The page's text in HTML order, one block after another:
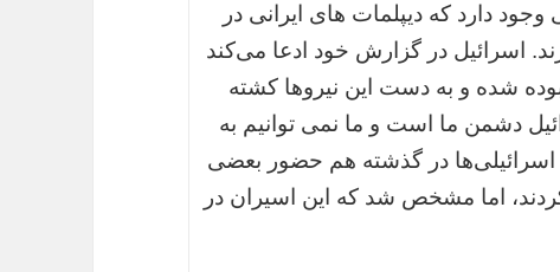
دارد که دیپلمات های ایرانی در
اسرائیل در گزارش خود ادعا می‌کند
شده و به دست این نیروها کشته
دشمن ما است و ما نمی توانیم به
اسرائیلی‌‌ها در گذشته هم حضور بعضی
اما مشخص شد که این اسیران در